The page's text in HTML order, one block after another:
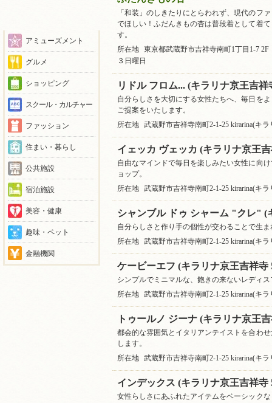
アミューズメント
グルメ
ショッピング
スクール・カルチャー
ファッション
住まい・暮らし
公共施設
宿泊施設
美容・健康
趣味・ペット
金融機関
「和装」のしきたりにとらわれず、現代のフ
でほしい！ふだんきもの杏は普段着として着
す。
所在地
東京都武蔵野市吉祥寺南町1丁目1-7 2F
３日曜日
リドル フロム... (キラリナ京王吉祥
自分らしさを大切にする女性たちへ、毎日を
ご提案をいたします。
所在地
武蔵野市吉祥寺南町2-1-25 kirarina(キ
イェッカ ヴェッカ (キラリナ京王
自由なマインドで毎日を楽しみたい女性に向
ョップ。
所在地
武蔵野市吉祥寺南町2-1-25 kirarina(キ
シャンブル ドゥ シャーム "クレ" (
自分らしさと作り手の個性が交わることで生
所在地
武蔵野市吉祥寺南町2-1-25 kirarina(キ
ケービーエフ (キラリナ京王吉祥寺
シンプルでミニマルな、飽きの来ないレディ
所在地
武蔵野市吉祥寺南町2-1-25 kirarina(キ
トゥールノ ジーナ (キラリナ京王
都会的な雰囲気とイタリアンテイストを合わ
します。
所在地
武蔵野市吉祥寺南町2-1-25 kirarina(キ
インデックス (キラリナ京王吉祥寺
女性らしさにあふれたアイテムをベーシック